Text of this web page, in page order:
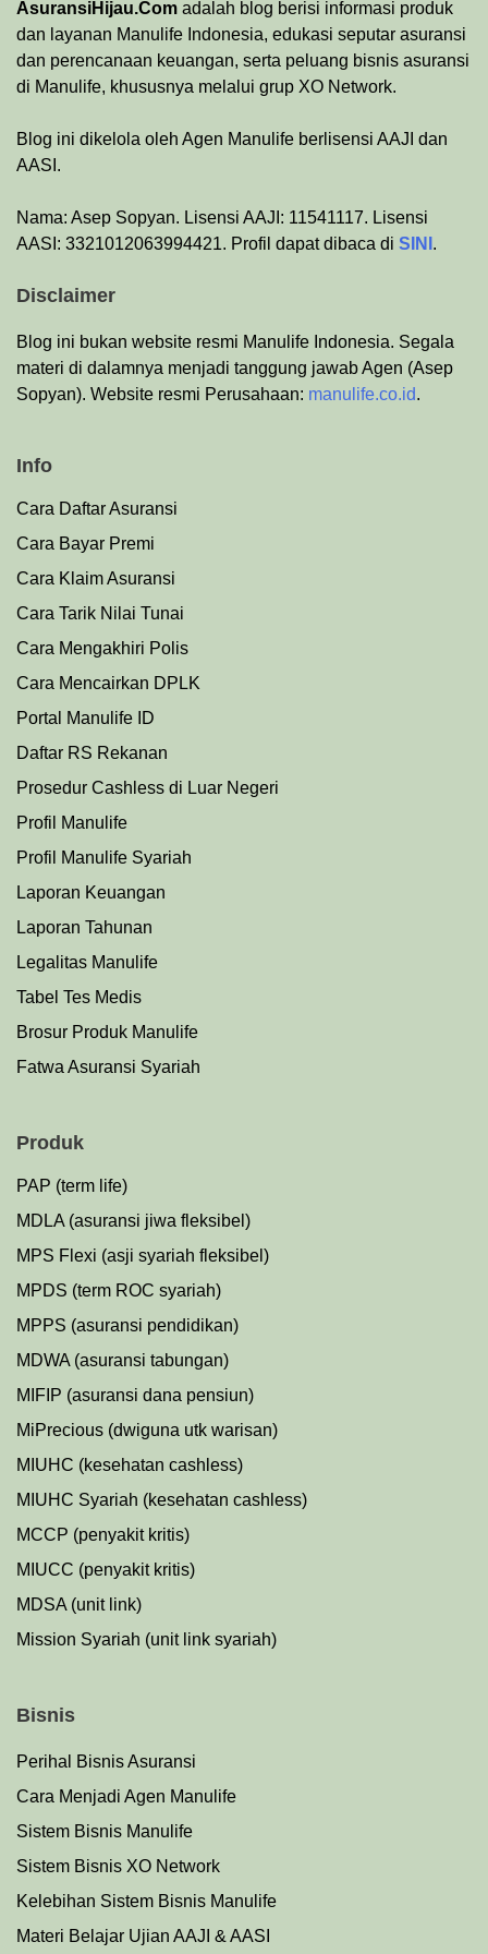
AsuransiHijau.Com adalah blog berisi informasi produk
dan layanan Manulife Indonesia, edukasi seputar asuransi
dan perencanaan keuangan, serta peluang bisnis asuransi
di Manulife, khususnya melalui grup XO Network.
Blog ini dikelola oleh Agen Manulife berlisensi AAJI dan
AASI.
Nama: Asep Sopyan. Lisensi AAJI: 11541117. Lisensi
AASI: 3321012063994421. Profil dapat dibaca di SINI .
Disclaimer
Blog ini bukan website resmi Manulife Indonesia. Segala
materi di dalamnya menjadi tanggung jawab Agen (Asep
Sopyan). Website resmi Perusahaan: manulife.co.id.
Info
Cara Daftar Asuransi
Cara Bayar Premi
Cara Klaim Asuransi
Cara Tarik Nilai Tunai
Cara Mengakhiri Polis
Cara Mencairkan DPLK
Portal Manulife ID
Daftar RS Rekanan
Prosedur Cashless di Luar Negeri
Profil Manulife
Profil Manulife Syariah
Laporan Keuangan
Laporan Tahunan
Legalitas Manulife
Tabel Tes Medis
Brosur Produk Manulife
Fatwa Asuransi Syariah
Produk
PAP (term life)
MDLA (asuransi jiwa fleksibel)
MPS Flexi (asji syariah fleksibel)
MPDS (term ROC syariah)
MPPS (asuransi pendidikan)
MDWA (asuransi tabungan)
MIFIP (asuransi dana pensiun)
MiPrecious (dwiguna utk warisan)
MIUHC (kesehatan cashless)
MIUHC Syariah (kesehatan cashless)
MCCP (penyakit kritis)
MIUCC (penyakit kritis)
MDSA (unit link)
Mission Syariah (unit link syariah)
Bisnis
Perihal Bisnis Asuransi
Cara Menjadi Agen Manulife
Sistem Bisnis Manulife
Sistem Bisnis XO Network
Kelebihan Sistem Bisnis Manulife
Materi Belajar Ujian AAJI & AASI